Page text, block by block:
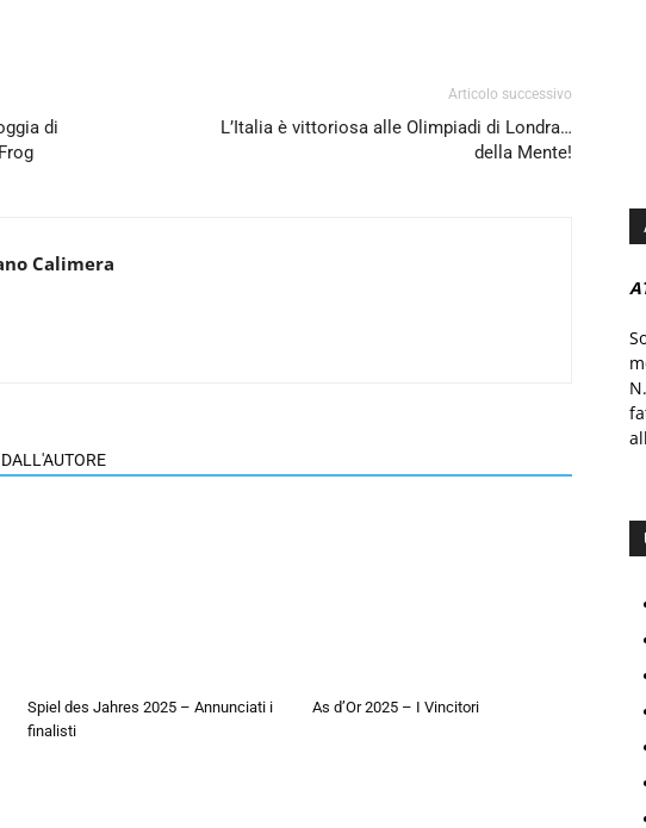
di
Articolo successivo
L’Italia è vittoriosa alle Olimpiadi di Londra…
della Mente!
Calimera
Spiel des Jahres 2025 – Annunciati i
finalisti
As d’Or 2025 – I Vincitori